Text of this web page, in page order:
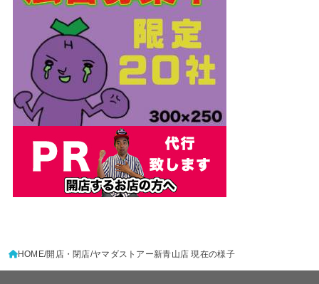
HOME 開店・閉店 ヤマダストアー新青山店 現在の様子